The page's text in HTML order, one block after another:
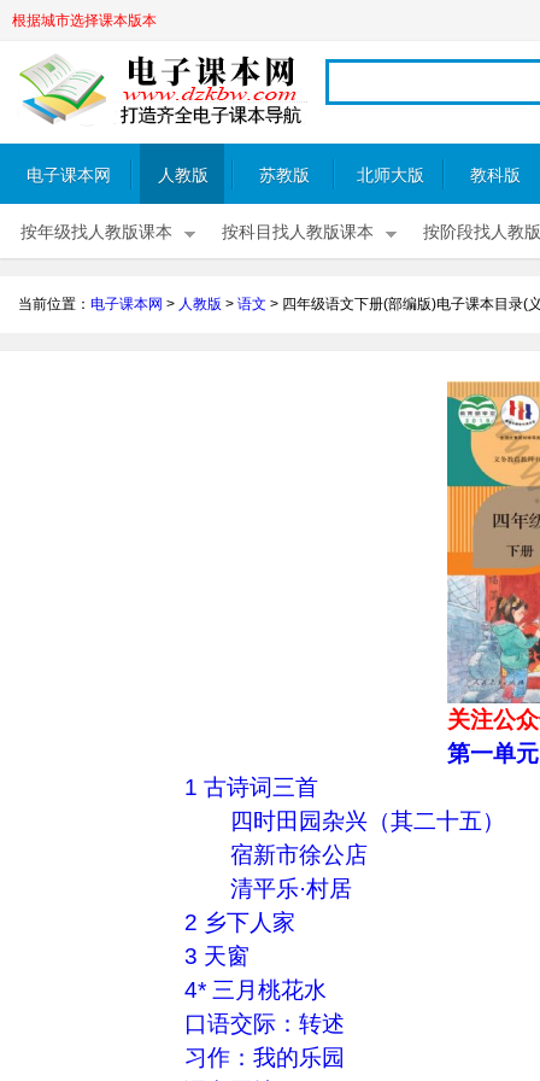
根据城市选择课本版本
电子课本网 人教版 苏教版 北师大版 教科版
按年级找人教版课本 按科目找人教版课本 按阶段找人教
当前位置： 电子课本网 > 人教版 > 语文 > 四年级语文下册(部编版)电子课本目录(
关注公
第一单元
1 古诗词三首
四时田园杂兴（其二十五）
宿新市徐公店
清平乐·村居
2 乡下人家
3 天窗
4* 三月桃花水
口语交际：转述
习作：我的乐园